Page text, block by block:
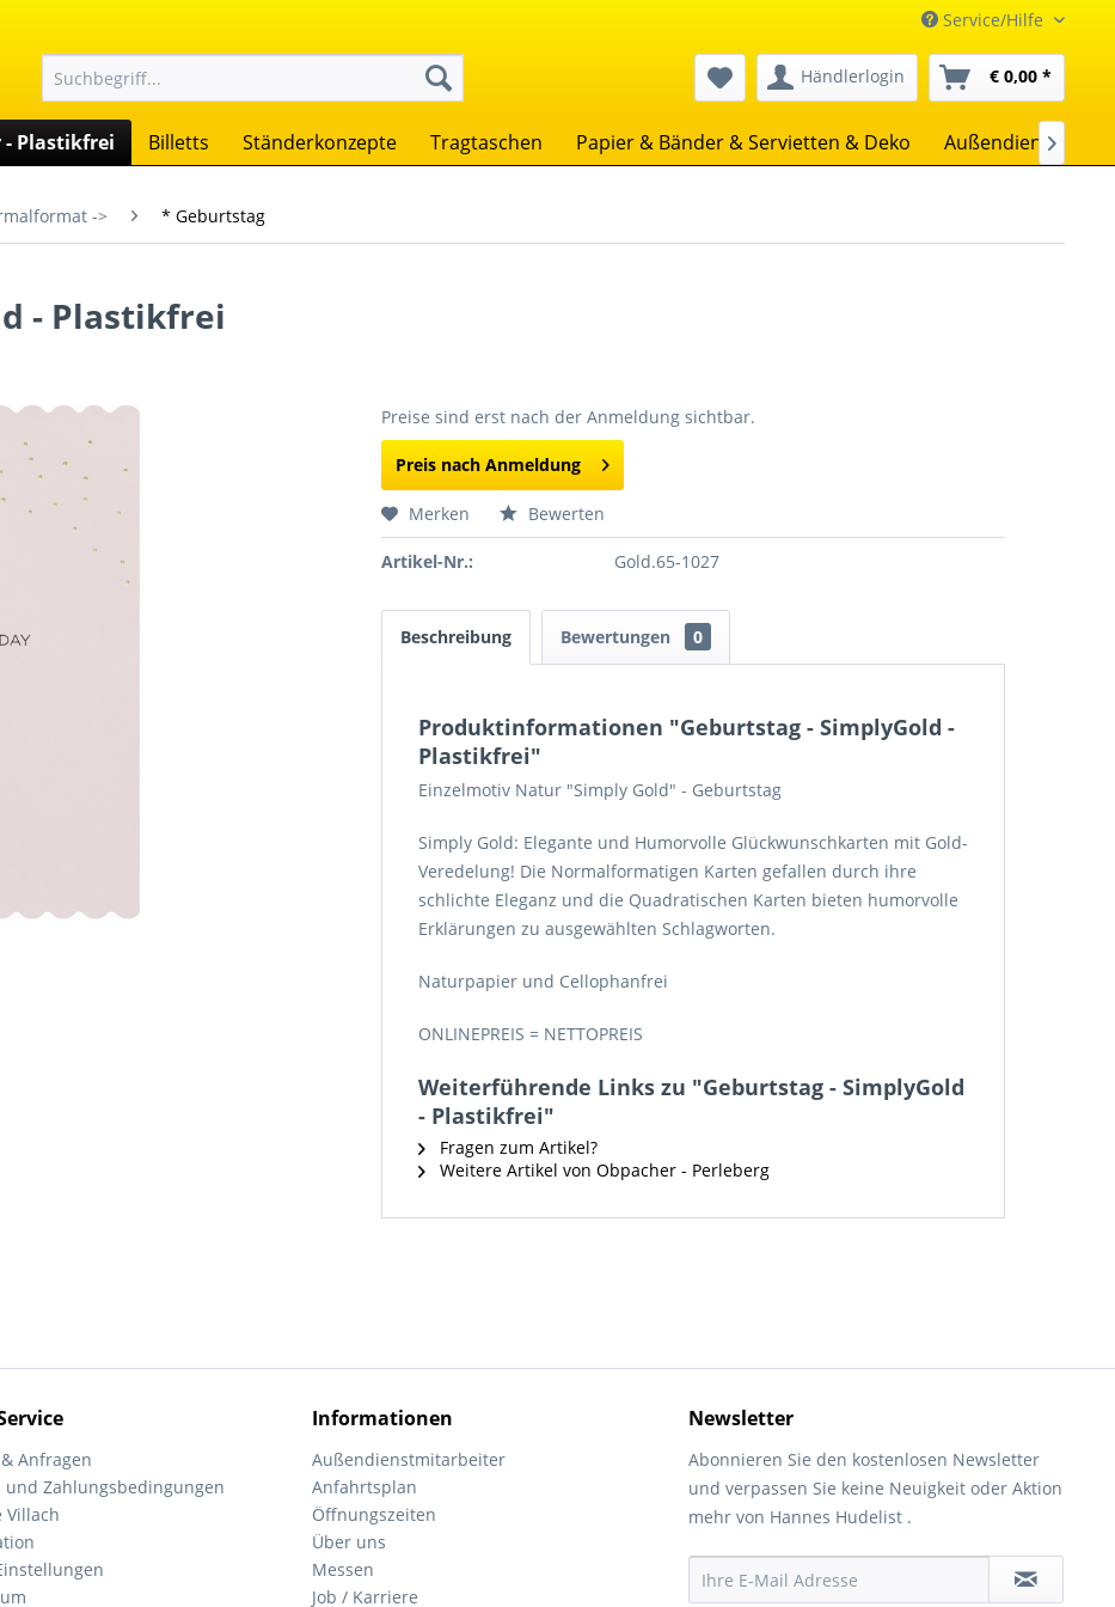
Service/Hilfe
Händlerlogin € 0,00 *
Plastikfrei Billetts Ständerkonzepte Tragtaschen Papier & Bänder & Servietten & Deko Außendienst

-> * Geburtstag
- Plastikfrei
Preise sind erst nach der Anmeldung sichtbar.
Preis nach Anmeldung
Merken Bewerten
Artikel-Nr.: Gold.65-1027
Beschreibung Bewertungen 0
Produktinformationen "Geburtstag - SimplyGold -
Plastikfrei"
Einzelmotiv Natur "Simply Gold" - Geburtstag
Simply Gold: Elegante und Humorvolle Glückwunschkarten mit Gold-
Veredelung! Die Normalformatigen Karten gefallen durch ihre
schlichte Eleganz und die Quadratischen Karten bieten humorvolle
Erklärungen zu ausgewählten Schlagworten.
Naturpapier und Cellophanfrei
ONLINEPREIS = NETTOPREIS
Weiterführende Links zu "Geburtstag - SimplyGold
- Plastikfrei"
Fragen zum Artikel?
Weitere Artikel von Obpacher - Perleberg
Anfragen
und Zahlungsbedingungen
Villach
Informationen
Außendienstmitarbeiter
Anfahrtsplan
Öffnungszeiten
Über uns
Messen
Job / Karriere
Newsletter
Abonnieren Sie den kostenlosen Newsletter
und verpassen Sie keine Neuigkeit oder Aktion
mehr von Hannes Hudelist .